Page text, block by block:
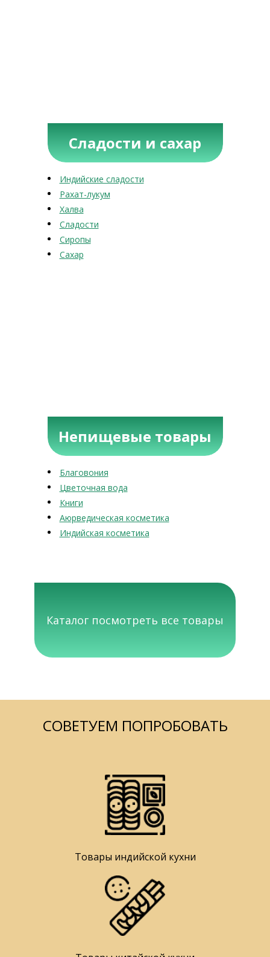
Сладости и сахар
Индийские сладости
Рахат-лукум
Халва
Сладости
Сиропы
Сахар
Непищевые товары
Благовония
Цветочная вода
Книги
Аюрведическая косметика
Индийская косметика
Каталог посмотреть все товары
СОВЕТУЕМ ПОПРОБОВАТЬ
Товары индийской кухни